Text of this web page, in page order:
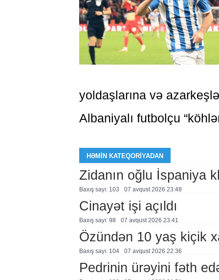
yoldaşlarına və
Albaniyalı futbolçu
HƏMIN KATEQORIYADAN
Zidanın oğlu İspaniya
Baxış sayı: 103 07 avqust 2026 23:48
Cinayət işi açıldı
Baxış sayı: 98 07 avqust 2026 23:41
Özündən 10 yaş kiçik
Baxış sayı: 104 07 avqust 2026 22:36
Pedrinin ürəyini fəth